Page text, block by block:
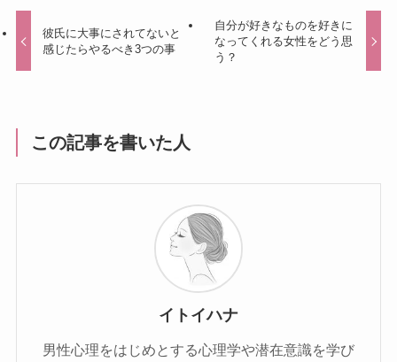
彼氏に大事にされてないと
感じたらやるべき3つの事
自分が好きなものを好きに
なってくれる女性をどう思
う？
この記事を書いた人
イトイハナ
男性心理をはじめとする心理学や潜在意識を学び